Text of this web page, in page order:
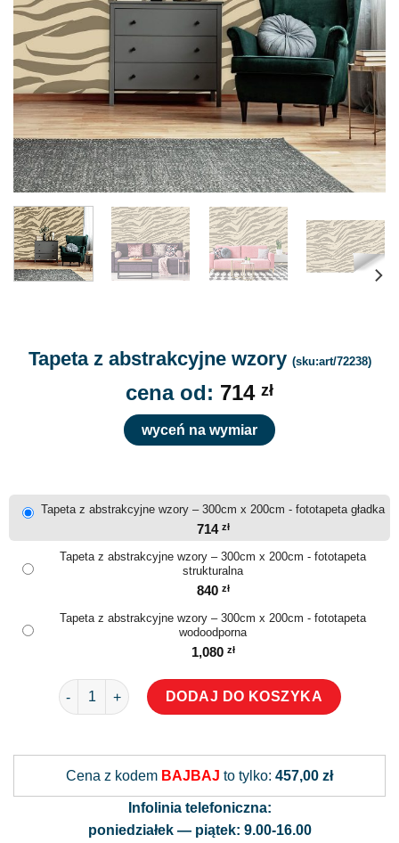
Tapeta z abstrakcyjne wzory (sku:art/72238)
cena od: 714 zł
wyceń na wymiar
Tapeta z abstrakcyjne wzory – 300cm x 200cm - fototapeta gładka
714 zł
Tapeta z abstrakcyjne wzory – 300cm x 200cm - fototapeta
strukturalna
840 zł
Tapeta z abstrakcyjne wzory – 300cm x 200cm - fototapeta
wodoodporna
1,080 zł
ilość Tapeta z abstrakcyjne wzory
DODAJ DO KOSZYKA
Cena z kodem BAJBAJ to tylko: 457,00 zł
Infolinia telefoniczna:
poniedziałek — piątek: 9.00-16.00